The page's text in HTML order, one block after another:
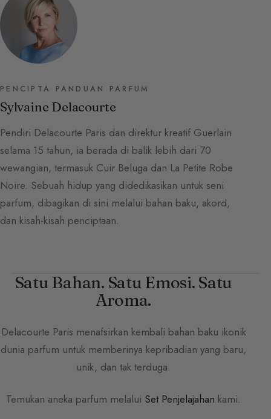
PENCIPTA PANDUAN PARFUM
Sylvaine Delacourte
Pendiri Delacourte Paris dan direktur kreatif Guerlain
selama 15 tahun, ia berada di balik lebih dari 70
wewangian, termasuk Cuir Beluga dan La Petite Robe
Noire. Sebuah hidup yang didedikasikan untuk seni
parfum, dibagikan di sini melalui bahan baku, akord,
dan kisah-kisah penciptaan.
Satu Bahan. Satu Emosi. Satu
Aroma.
Delacourte Paris menafsirkan kembali bahan baku ikonik
dunia parfum untuk memberinya kepribadian yang baru,
unik, dan tak terduga.
Temukan aneka parfum melalui Set Penjelajahan kami.